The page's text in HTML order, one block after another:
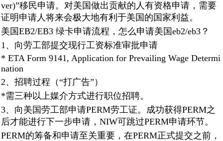
ver)”移民申请。对美国做出贡献的人有资格申请，需要
证明申请人将来会极大地有利于美国的国家利益。
美国EB2/EB3 绿卡申请流程，怎么申请美国eb2/eb3？
1、向劳工部提交现行工资标准审批申请
* ETA Form 9141, Application for Prevailing Wage Determi
nation
2、招聘过程（“打广告”）
*需三种以上媒介方式进行职位招聘。
3、向美国劳工部申请PERM劳工证。成功获得PERM之
后才能进行下一步申请，NIW可跳过PERM申请环节。
PERM的筹备和申请至关重要，在PERM正式提交之前，